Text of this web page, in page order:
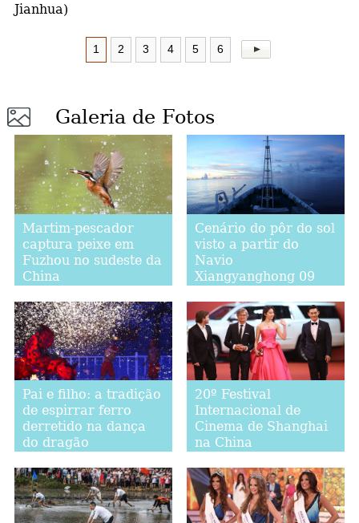
Jianhua)
1 2 3 4 5 6
Galeria de Fotos
Martim-pescador
captura peixe em
Fuzhou no sudeste da
China
Cenário do pôr do sol
visto a partir do
Navio
Xiangyanghong 09
Pai e filho: a tradição
de espirrar ferro
derretido na dança
do dragão
20º Festival
Internacional de
Cinema de Shanghai
na China